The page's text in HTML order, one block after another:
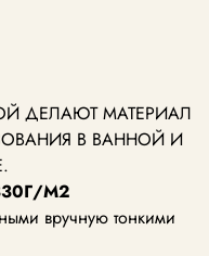
ДЕЛАЮТ МАТЕРИАЛ
В ВАННОЙ И
М2
вручную тонкими